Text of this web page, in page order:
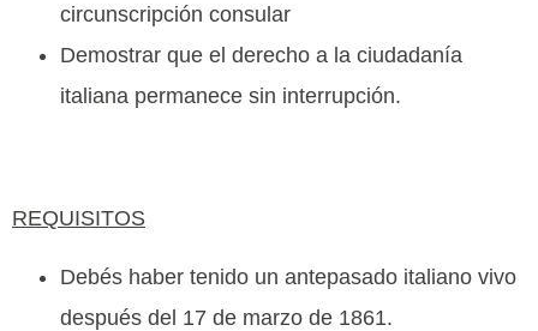
circunscripción consular
Demostrar que el derecho a la ciudadanía
italiana permanece sin interrupción.
REQUISITOS
Debés haber tenido un antepasado italiano vivo
después del 17 de marzo de 1861.